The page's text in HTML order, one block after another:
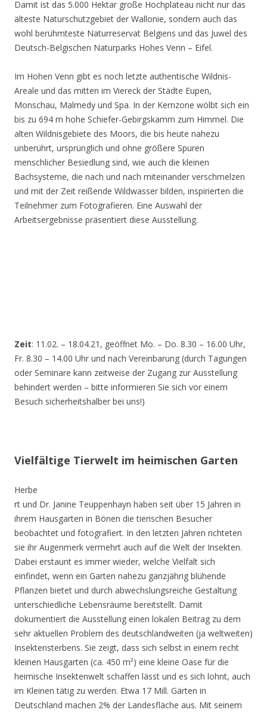
Damit ist das 5.000 Hektar große Hochplateau nicht nur das
älteste Naturschutzgebiet der Wallonie, sondern auch das
wohl berühmteste Naturreservat Belgiens und das Juwel des
Deutsch-Belgischen Naturparks Hohes Venn – Eifel.
Im Hohen Venn gibt es noch letzte authentische Wildnis-
Areale und das mitten im Viereck der Städte Eupen,
Monschau, Malmedy und Spa. In der Kernzone wölbt sich ein
bis zu 694 m hohe Schiefer-Gebirgskamm zum Himmel. Die
alten Wildnisgebiete des Moors, die bis heute nahezu
unberührt, ursprünglich und ohne größere Spuren
menschlicher Besiedlung sind, wie auch die kleinen
Bachsysteme, die nach und nach miteinander verschmelzen
und mit der Zeit reißende Wildwasser bilden, inspirierten die
Teilnehmer zum Fotografieren. Eine Auswahl der
Arbeitsergebnisse präsentiert diese Ausstellung.
Zeit: 11.02. – 18.04.21, geöffnet Mo. – Do. 8.30 – 16.00 Uhr,
Fr. 8.30 – 14.00 Uhr und nach Vereinbarung (durch Tagungen
oder Seminare kann zeitweise der Zugang zur Ausstellung
behindert werden – bitte informieren Sie sich vor einem
Besuch sicherheitshalber bei uns!)
Vielfältige Tierwelt im heimischen Garten
Herbe
rt und Dr. Janine Teuppenhayn haben seit über 15 Jahren in
ihrem Hausgarten in Bönen die tierischen Besucher
beobachtet und fotografiert. In den letzten Jahren richteten
sie ihr Augenmerk vermehrt auch auf die Welt der Insekten.
Dabei erstaunt es immer wieder, welche Vielfalt sich
einfindet, wenn ein Garten nahezu ganzjährig blühende
Pflanzen bietet und durch abwechslungsreiche Gestaltung
unterschiedliche Lebensräume bereitstellt. Damit
dokumentiert die Ausstellung einen lokalen Beitrag zu dem
sehr aktuellen Problem des deutschlandweiten (ja weltweiten)
Insektensterbens. Sie zeigt, dass sich selbst in einem recht
kleinen Hausgarten (ca. 450 m²) eine kleine Oase für die
heimische Insektenwelt schaffen lässt und es sich lohnt, auch
im Kleinen tätig zu werden. Etwa 17 Mill. Gärten in
Deutschland machen 2% der Landesfläche aus. Mit seinem